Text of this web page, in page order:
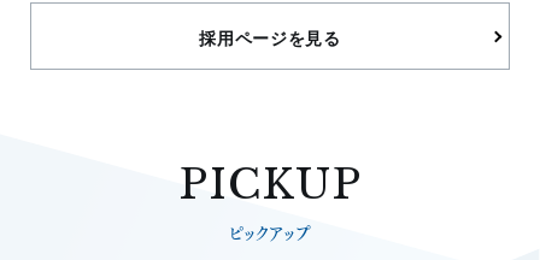
採用ページを見る
PICKUP
ピックアップ